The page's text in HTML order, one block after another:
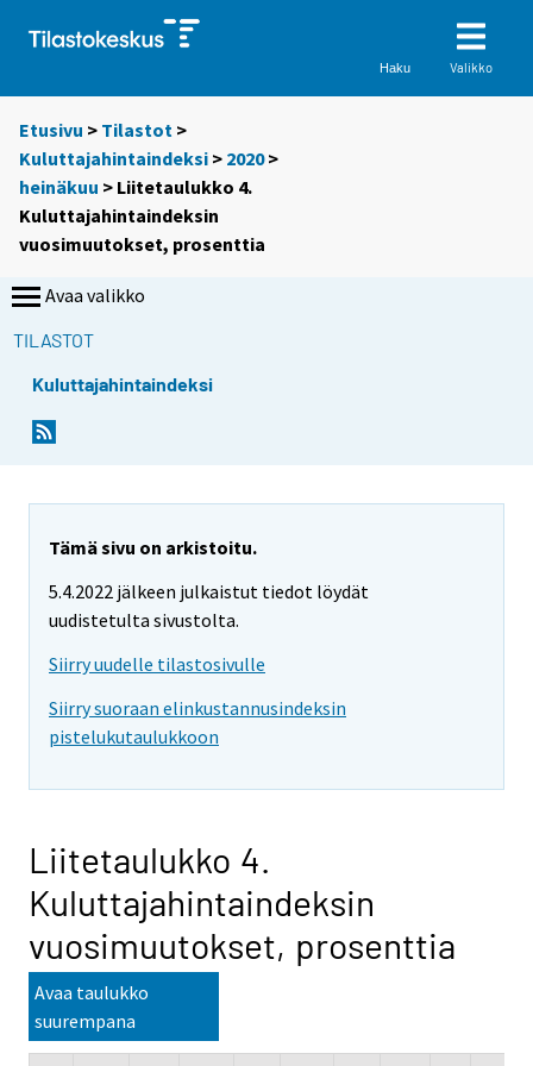
Haku Valikko
Etusivu > Tilastot >
Kuluttajahintaindeksi > 2020>
heinäkuu > Liitetaulukko 4.
Kuluttajahintaindeksin
vuosimuutokset, prosenttia
Avaa valikko
TILASTOT
Kuluttajahintaindeksi
Tämä sivu on arkistoitu.
5.4.2022 jälkeen julkaistut tiedot löydät
uudistetulta sivustolta.
Siirry uudelle tilastosivulle
Siirry suoraan elinkustannusindeksin
pistelukutaulukkoon
Liitetaulukko 4.
Kuluttajahintaindeksin
vuosimuutokset, prosenttia
Avaa taulukko
suurempana